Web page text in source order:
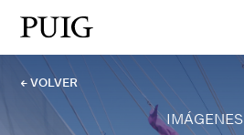
← VOLVER
IMÁGENES